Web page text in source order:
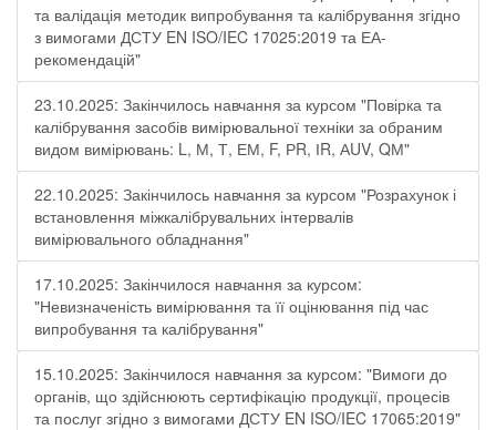
та валідація методик випробування та калібрування згідно
з вимогами ДСТУ EN ISO/IEC 17025:2019 та ЕА-
рекомендацій"
23.10.2025: Закінчилось навчання за курсом "Повірка та
калібрування засобів вимірювальної техніки за обраним
видом вимірювань: L, М, Т, ЕМ, F, РR, ІR, АUV, QМ"
22.10.2025: Закінчилось навчання за курсом "Розрахунок і
встановлення міжкалібрувальних інтервалів
вимірювального обладнання"
17.10.2025: Закінчилося навчання за курсом:
"Невизначеність вимірювання та її оцінювання під час
випробування та калібрування"
15.10.2025: Закінчилося навчання за курсом: "Вимоги до
органів, що здійснюють сертифікацію продукції, процесів
та послуг згідно з вимогами ДСТУ EN ISO/IEC 17065:2019"